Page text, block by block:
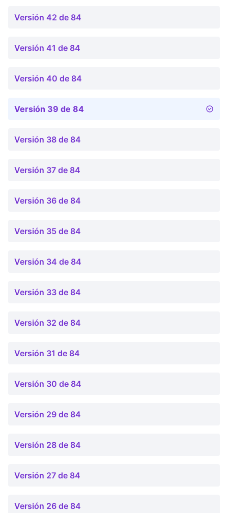
Versión 42 de 84
Versión 41 de 84
Versión 40 de 84
Versión 39 de 84
Versión 38 de 84
Versión 37 de 84
Versión 36 de 84
Versión 35 de 84
Versión 34 de 84
Versión 33 de 84
Versión 32 de 84
Versión 31 de 84
Versión 30 de 84
Versión 29 de 84
Versión 28 de 84
Versión 27 de 84
Versión 26 de 84